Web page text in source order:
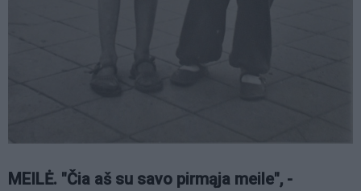
MEILĖ. "Čia aš su savo pirmąja meile", -